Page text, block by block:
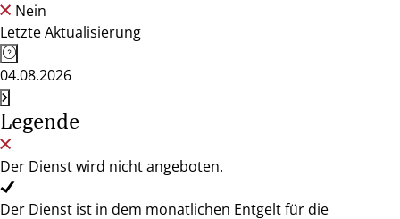
Nein
Letzte Aktualisierung
04.08.2026
Legende
Der Dienst wird nicht angeboten.
Der Dienst ist in dem monatlichen Entgelt für die